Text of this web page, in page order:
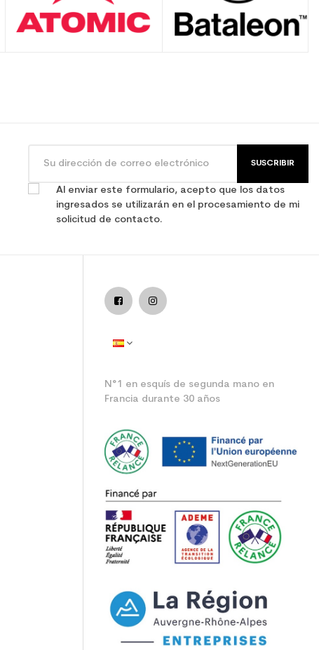
SUSCRIBIR
Al enviar este formulario, acepto que los datos
ingresados se utilizarán en el procesamiento de mi
solicitud de contacto.
N°1 en esquís de segunda mano en
Francia durante 30 años